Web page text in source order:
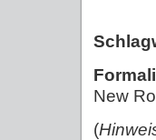
New
(